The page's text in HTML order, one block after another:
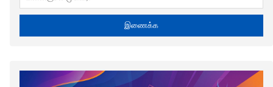
இணைக்க